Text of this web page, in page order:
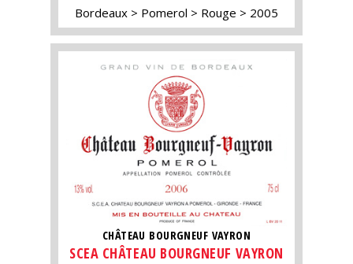
Bordeaux Pomerol Rouge 2005
CHÂTEAU BOURGNEUF VAYRON
SCEA CHÂTEAU BOURGNEUF VAYRON